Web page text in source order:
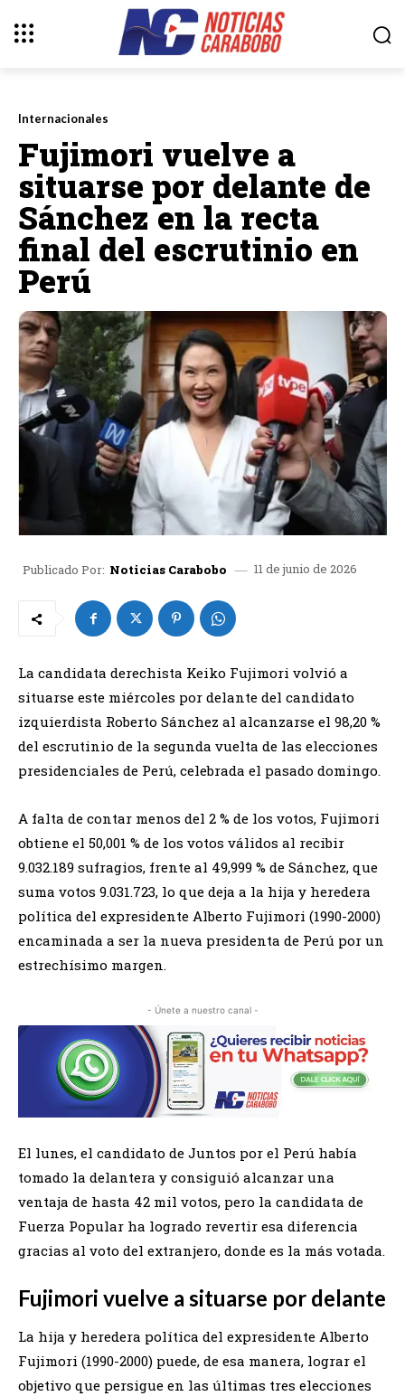
Internacionales
Fujimori vuelve a
situarse por delante de
Sánchez en la recta
final del escrutinio en
Perú
Publicado Por: Noticias Carabobo 11 de junio de 2026
La candidata derechista Keiko Fujimori volvió a
situarse este miércoles por delante del candidato
izquierdista Roberto Sánchez al alcanzarse el 98,20 %
del escrutinio de la segunda vuelta de las elecciones
presidenciales de Perú, celebrada el pasado domingo.
A falta de contar menos del 2 % de los votos, Fujimori
obtiene el 50,001 % de los votos válidos al recibir
9.032.189 sufragios, frente al 49,999 % de Sánchez, que
suma votos 9.031.723, lo que deja a la hija y heredera
política del expresidente Alberto Fujimori (1990-2000)
encaminada a ser la nueva presidenta de Perú por un
estrechísimo margen.
- Únete a nuestro canal -
El lunes, el candidato de Juntos por el Perú había
tomado la delantera y consiguió alcanzar una
ventaja de hasta 42 mil votos, pero la candidata de
Fuerza Popular ha logrado revertir esa diferencia
gracias al voto del extranjero, donde es la más votada.
Fujimori vuelve a situarse por delante
La hija y heredera política del expresidente Alberto
Fujimori (1990-2000) puede, de esa manera, lograr el
objetivo que persigue en las últimas tres elecciones